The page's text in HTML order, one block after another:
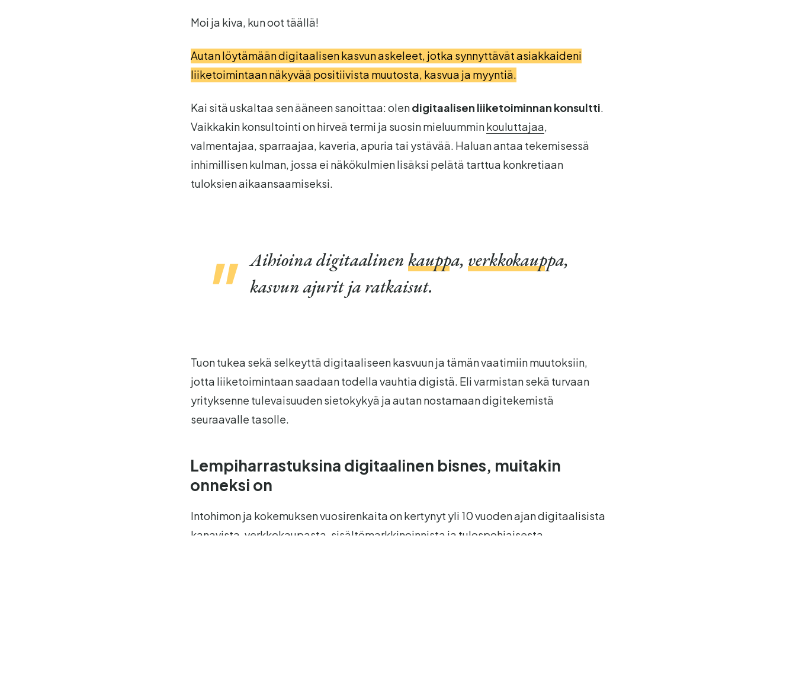
Moi ja kiva, kun oot täällä!
Autan löytämään digitaalisen kasvun askeleet, jotka synnyttävät asiakkaideni
liiketoimintaan näkyvää positiivista muutosta, kasvua ja myyntiä.
Kai sitä uskaltaa sen ääneen sanoittaa: olendigitaalisen liiketoiminnan konsultti.
Vaikkakin konsultointi on hirveä termi ja suosin mieluumminkouluttajaa,
valmentajaa, sparraajaa, kaveria, apuria tai ystävää. Haluan antaa tekemisessä
inhimillisen kulman, jossa ei näkökulmien lisäksi pelätä tarttua konkretiaan
tuloksien aikaansaamiseksi.
Aihioina digitaalinenkauppa, verkkokauppa,
kasvun ajurit ja ratkaisut.
Tuon tukea sekä selkeyttä digitaaliseen kasvuun ja tämän vaatimiin muutoksiin,
jotta liiketoimintaan saadaan todella vauhtia digistä. Eli varmistan sekä turvaan
yrityksenne tulevaisuuden sietokykyä ja autan nostamaan digitekemistä
seuraavalle tasolle.
Lempiharrastuksina digitaalinen bisnes, muitakin
onneksi on
Intohimon ja kokemuksen vuosirenkaita on kertynyt yli 10 vuoden ajan digitaalisista
kanavista, verkkokaupasta sisältömarkkinoinnista ja tulospohjaisesta